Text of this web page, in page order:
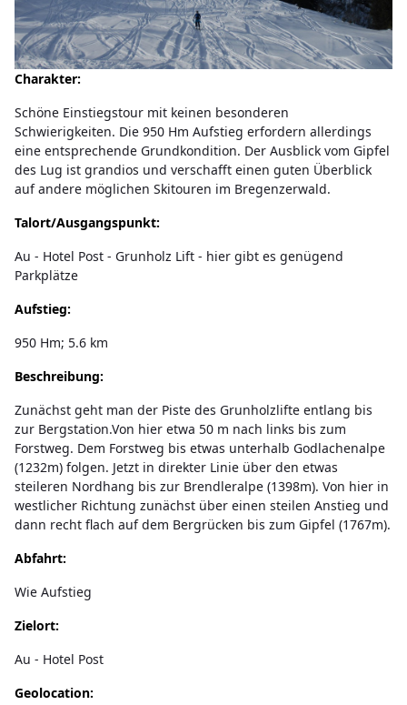
Charakter:
Schöne Einstiegstour mit keinen besonderen
Schwierigkeiten. Die 950 Hm Aufstieg erfordern allerdings
eine entsprechende Grundkondition. Der Ausblick vom Gipfel
des Lug ist grandios und verschafft einen guten Überblick
auf andere möglichen Skitouren im Bregenzerwald.
Talort/Ausgangspunkt:
Au - Hotel Post - Grunholz Lift - hier gibt es genügend
Parkplätze
Aufstieg:
950 Hm; 5.6 km
Beschreibung:
Zunächst geht man der Piste des Grunholzlifte entlang bis
zur Bergstation.Von hier etwa 50 m nach links bis zum
Forstweg. Dem Forstweg bis etwas unterhalb Godlachenalpe
(1232m) folgen. Jetzt in direkter Linie über den etwas
steileren Nordhang bis zur Brendleralpe (1398m). Von hier in
westlicher Richtung zunächst über einen steilen Anstieg und
dann recht flach auf dem Bergrücken bis zum Gipfel (1767m).
Abfahrt:
Wie Aufstieg
Zielort:
Au - Hotel Post
Geolocation: